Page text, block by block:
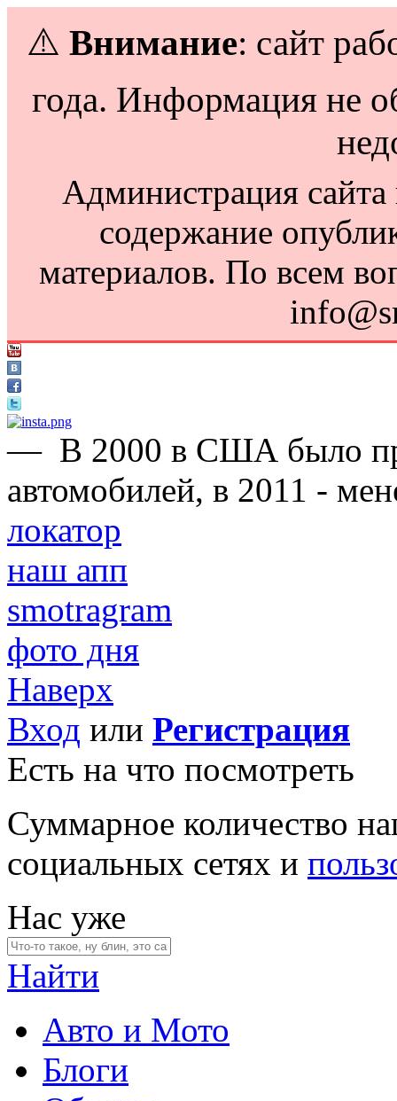
⚠️ Внимание: сайт
года. Информация не
Администрация сайта
содержание
материалов. По всем
— В 2000 в США было
автомобилей, в 2011 -
локатор
наш апп
smotragram
фото дня
Наверх
Вход или Регистрация
Есть на что посмотреть
Суммарное количество
социальных сетях и
Нас уже
Найти
Авто и Мото
Блоги